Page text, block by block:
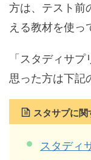
方は、テスト前
える教材を使っ
「スタディサ
思った方は下記
スタサプに
スタディ